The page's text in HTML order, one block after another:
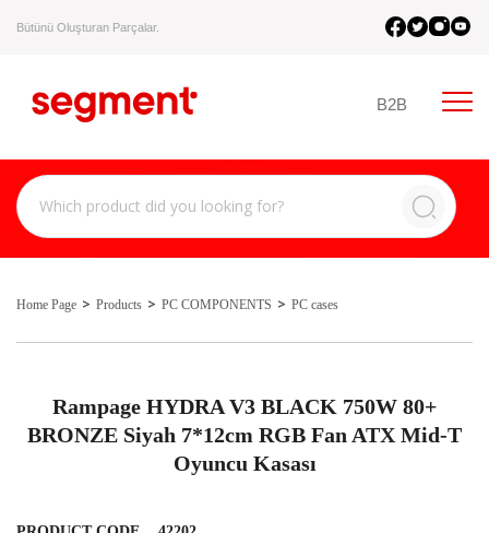
Bütünü Oluşturan Parçalar.
B2B
Home Page Products PC COMPONENTS PC cases
Rampage HYDRA V3 BLACK 750W 80+
BRONZE Siyah 7*12cm RGB Fan ATX Mid-T
Oyuncu Kasası